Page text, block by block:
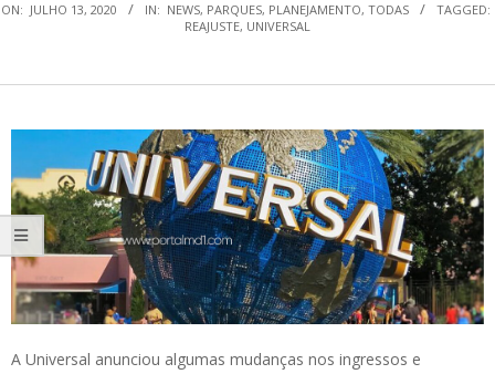
ON: JULHO 13, 2020 IN: NEWS, PARQUES, PLANEJAMENTO, TODAS
TAGGED:
REAJUSTE, UNIVERSAL
A Universal anunciou algumas mudanças nos ingressos e